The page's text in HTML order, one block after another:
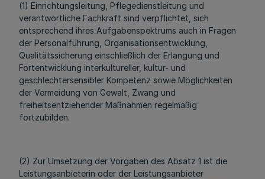
(1) Einrichtungsleitung, Pflegedienstleitung und
verantwortliche Fachkraft sind verpflichtet, sich
entsprechend ihres Aufgabenspektrums auch in Fragen
der Personalführung, Organisationsentwicklung,
Qualitätssicherung einschließlich der Erlangung und
Fortentwicklung interkultureller, kultur- und
geschlechtersensibler Kompetenz sowie Möglichkeiten
der Vermeidung von Gewalt, Zwang und
freiheitsentziehender Maßnahmen regelmäßig
fortzubilden.
(2) Zur Umsetzung der Vorgaben des Absatz 1 ist die
Leistungsanbieterin oder der Leistungsanbieter